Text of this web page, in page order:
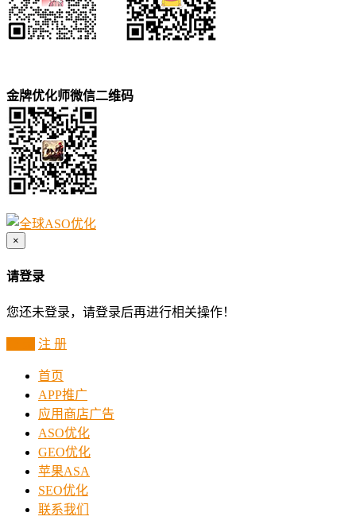
金牌优化师微信二维码
×
请登录
您还未登录，请登录后再进行相关操作！
注 册
首页
APP推广
应用商店广告
ASO优化
GEO优化
苹果ASA
SEO优化
联系我们